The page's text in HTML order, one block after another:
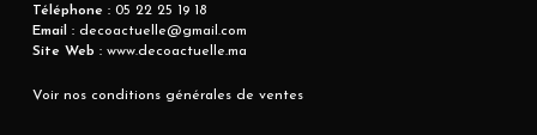
Téléphone :05 22 25 19 18
Email :decoactuelle@gmail.com
Site Web :www.decoactuelle.ma
Voir nos conditions générales de ventes